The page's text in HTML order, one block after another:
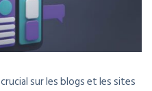
sur les blogs et les sites